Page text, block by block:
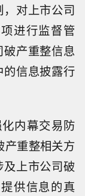
对上市公司
进行监督管
产重整信息
信息披露行
内幕交易防
产重整相关方
上市公司破
供信息的真